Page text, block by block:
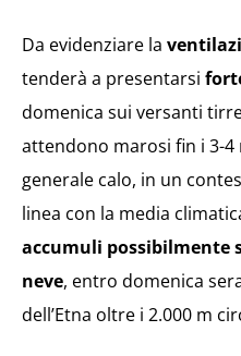
Da evidenziare la
tenderà a presentarsi
domenica sui versanti
attendono marosi fin i 3-
generale calo, in un
linea con la media
accumuli possibilmente
neve, entro domenica
dell’Etna oltre i 2.000 m